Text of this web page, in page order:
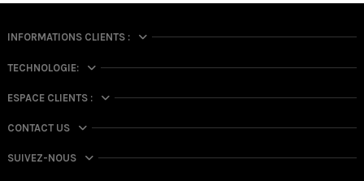
INFORMATIONS CLIENTS :
TECHNOLOGIE:
ESPACE CLIENTS :
CONTACT US
SUIVEZ-NOUS